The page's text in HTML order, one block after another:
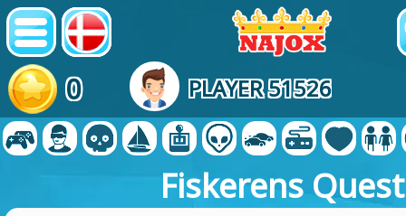
0 PLAYER 51526
Fiskerens Quest